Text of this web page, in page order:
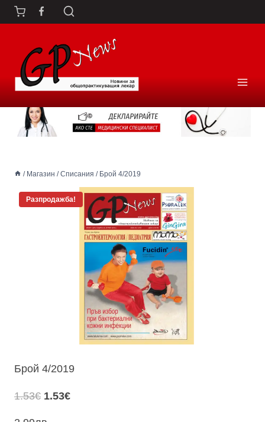
Към
съдържанието
/ Магазин / Списания / Брой 4/2019
Разпродажба!
Брой 4/2019
1.53€ Original
1.53€Текущата